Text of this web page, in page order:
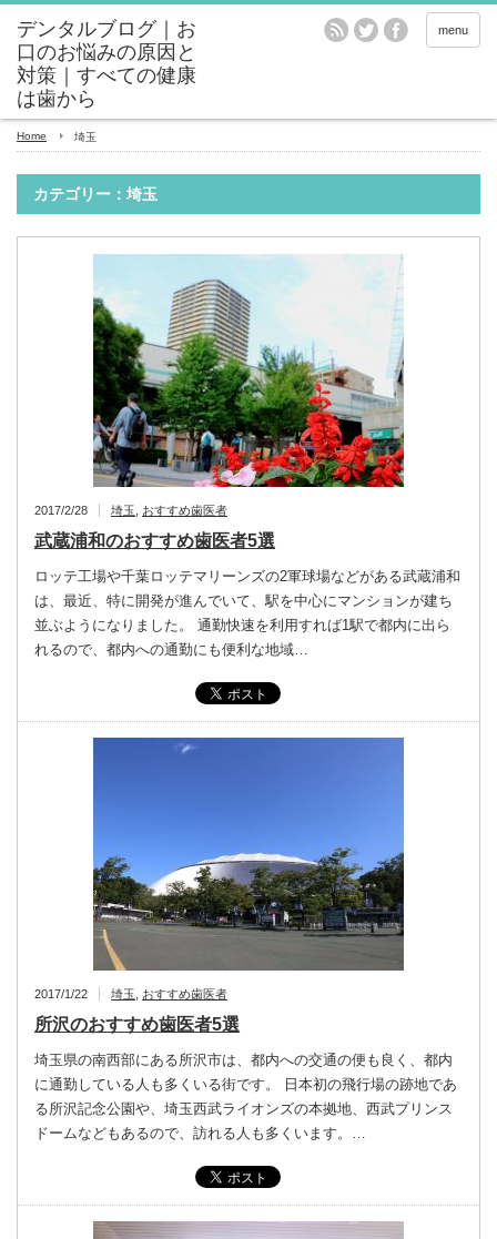
menu
Home 埼玉
カテゴリー：埼玉
2017/2/28 埼玉 おすすめ歯医者
武蔵浦和のおすすめ歯医者5選
ロッテ工場や千葉ロッテマリーンズの2軍球場などがある武蔵浦和
は、最近、特に開発が進んでいて、駅を中心にマンションが建ち
並ぶようになりました。 通勤快速を利用すれば1駅で都内に出ら
れるので、都内への通勤にも便利な地域…
2017/1/22 埼玉 おすすめ歯医者
所沢のおすすめ歯医者5選
埼玉県の南西部にある所沢市は、都内への交通の便も良く、都内
に通勤している人も多くいる街です。 日本初の飛行場の跡地であ
る所沢記念公園や、埼玉西武ライオンズの本拠地、西武プリンス
ドームなどもあるので、訪れる人も多くいます。…